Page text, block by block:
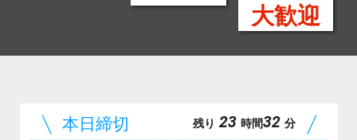
大歓迎
残り 23 時間32 分